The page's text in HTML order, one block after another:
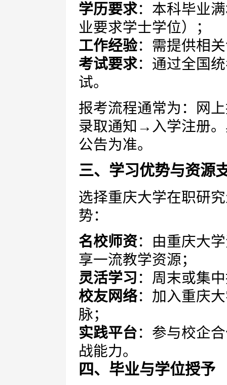
学历要求：本科毕业
业要求学士学位）；
工作经验：需提供相
考试要求：通过全国
试。
报考流程通常为：网
录取通知→入学注册
公告为准。
三、学习优势与资源
选择重庆大学在职研
势：
名校师资：由重庆大
享一流教学资源；
灵活学习 ：周末或集
校友网络：加入重庆
脉；
实践平台：参与校企
战能力。
四、毕业与学位授予